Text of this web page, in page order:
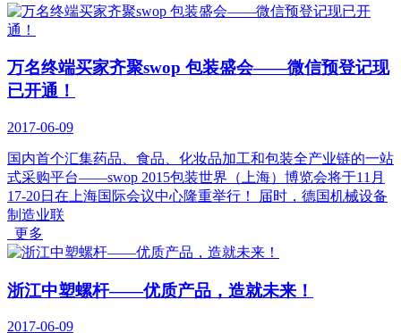
万名终端买家齐聚swop 包装盛会——微信预登记现
已开通！
2017-06-09
国内首个汇集药品、食品、化妆品加工和包装全产业链的一站
式采购平台——swop 2015包装世界（上海）博览会将于11月
17-20日在上海国际会议中心隆重举行！ 届时，德国机械设备
制造业联
更多
浙江中塑螺杆——优质产品，造就未来！
2017-06-09